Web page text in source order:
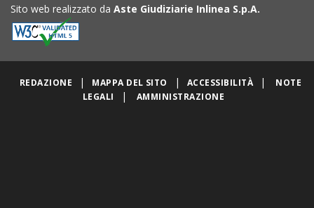
Sito web realizzato da Aste Giudiziarie Inlinea S.p.A.
REDAZIONE | MAPPA DEL SITO | ACCESSIBILITÀ |
NOTE
LEGALI
| AMMINISTRAZIONE